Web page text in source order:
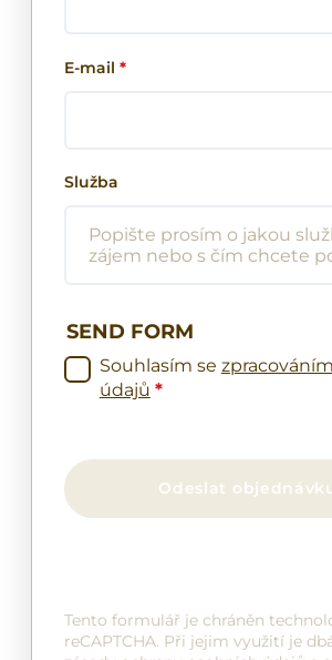
E-mail *
Služba
SEND FORM
Souhlasím se
údajů *
Odeslat
Tento formulář je chráněn
reCAPTCHA. Při jejim využití je